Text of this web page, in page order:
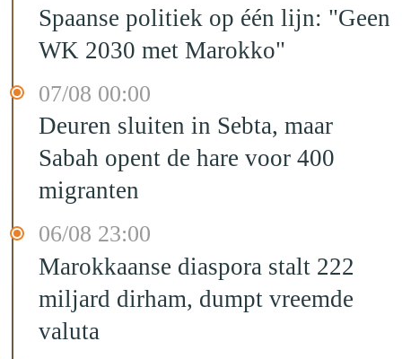
Spaanse politiek op één lijn: "Geen
WK 2030 met Marokko"
07/08 00:00
Deuren sluiten in Sebta, maar
Sabah opent de hare voor 400
migranten
06/08 23:00
Marokkaanse diaspora stalt 222
miljard dirham, dumpt vreemde
valuta